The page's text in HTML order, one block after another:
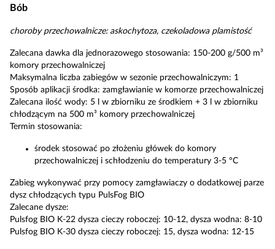
Bób
choroby przechowalnicze: askochytoza, czekoladowa plamistość
Zalecana dawka dla jednorazowego stosowania: 150-200 g/500 m³
komory przechowalniczej
Maksymalna liczba zabiegów w sezonie przechowalniczym: 1
Sposób aplikacji środka: zamgławianie w komorze przechowalniczej
Zalecana ilość wody: 5 l w zbiorniku ze środkiem + 3 l w zbiorniku
chłodzącym na 500 m³ komory przechowalniczej
Termin stosowania:
środek stosować po złożeniu główek do komory
przechowalniczej i schłodzeniu do temperatury 3-5 °C
Zabieg wykonywać przy pomocy zamgławiaczy o dodatkowej parze
dysz chłodzących typu PulsFog BIO
Zalecane dysze:
Pulsfog BIO K-22 dysza cieczy roboczej: 10-12, dysza wodna: 8-10
Pulsfog BIO K-30 dysza cieczy roboczej: 15, dysza wodna: 12-15